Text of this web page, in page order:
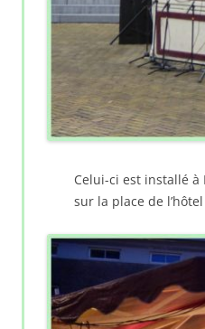
Celui-ci est installé
sur la place de